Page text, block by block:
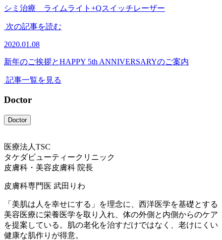
シミ治療 ライムライト+Qスイッチレーザー
次の記事を読む
2020.01.08
新年のご挨拶とHAPPY 5th ANNIVERSARYのご案内
記事一覧を見る
Doctor
Doctor
医療法人TSC
タケダビューティークリニック
皮膚科・美容皮膚科 院長
皮膚科専門医 武田りわ
「美肌は人を幸せにする」を理念に、西洋医学を基礎とする
美容医療に栄養医学を取り入れ、体の外側と内側からのケア
を提案している。肌の老化を治すだけではなく、老けにくい
健康な肌作りが得意。